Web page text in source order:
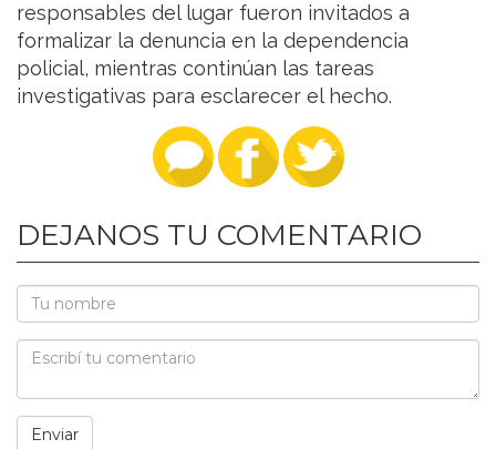
responsables del lugar fueron invitados a
formalizar la denuncia en la dependencia
policial, mientras continúan las tareas
investigativas para esclarecer el hecho.
DEJANOS TU COMENTARIO